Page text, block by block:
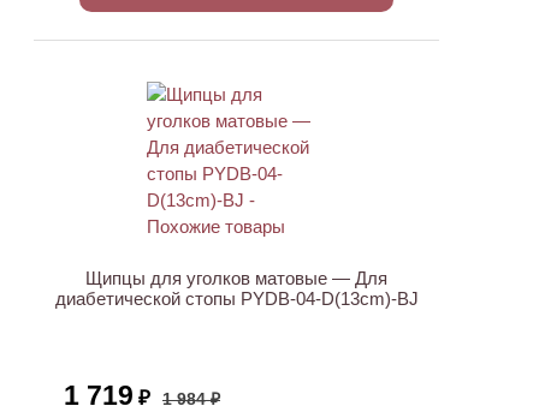
Щипцы для уголков матовые — Для
диабетической стопы PYDB-04-D(13cm)-BJ
1 719 ₽ 1 984 ₽